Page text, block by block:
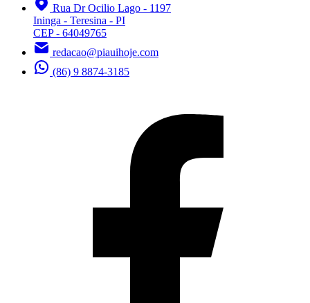
Rua Dr Ocilio Lago - 1197
Ininga - Teresina - PI
CEP - 64049765
redacao@piauihoje.com
(86) 9 8874-3185